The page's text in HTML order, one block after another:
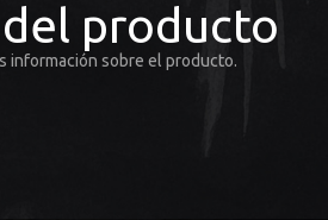
producto
información sobre el producto.